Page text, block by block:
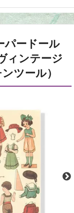
パードール
ィンテージ
ツール）